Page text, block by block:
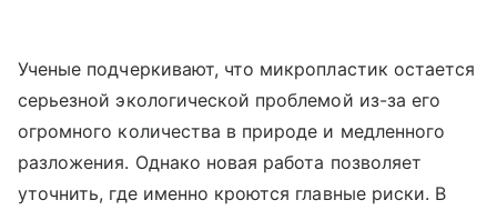
Ученые подчеркивают, что микропластик остается
серьезной экологической проблемой из-за его
огромного количества в природе и медленного
разложения. Однако новая работа позволяет
уточнить, где именно кроются главные риски. В